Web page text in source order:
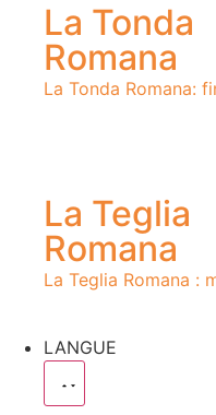
La Tonda
Romana
La Tonda Romana:
La Teglia
Romana
La Teglia Romana :
LANGUE